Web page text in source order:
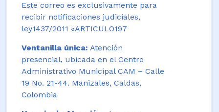
Este correo es exclusivamente para
recibir notificaciones judiciales,
ley1437/2011 «ARTICULO197
Ventanilla única: Atención
presencial, ubicada en el Centro
Administrativo Municipal CAM – Calle
19 No. 21-44. Manizales, Caldas,
Colombia